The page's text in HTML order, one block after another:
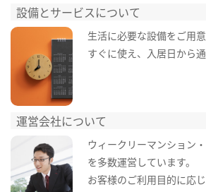
設備とサービスについて
生活に必要な設備をご用
すぐに使え、入居日から
運営会社について
ウィークリーマンション
を多数運営しています。
お客様のご利用目的に応